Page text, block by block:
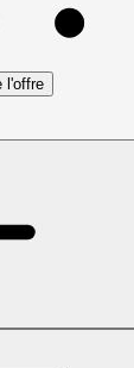
l'offre